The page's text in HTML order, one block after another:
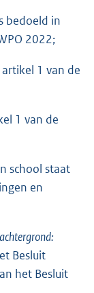
bedoeld in
2022;
1 van de
1 van de
school staat
en
Besluit
het Besluit